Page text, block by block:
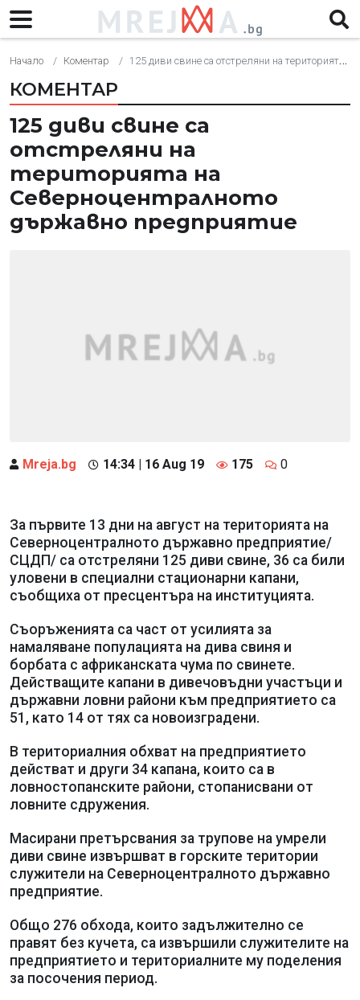
Начало Коментар 125 диви свине са отстреляни на територията на Северноцентралното държавно предприятие
КОМЕНТАР
125 диви свине са
отстреляни на
територията на
Северноцентралното
държавно предприятие
Mreja.bg 14:34 | 16 Aug 19 175 0
За първите 13 дни на август на територията на
Северноцентралното държавно предприятие/
СЦДП/ са отстреляни 125 диви свине, 36 са били
уловени в специални стационарни капани,
съобщиха от пресцентъра на институцията.
Съоръженията са част от усилията за
намаляване популацията на дива свиня и
борбата с африканската чума по свинете.
Действащите капани в дивечовъдни участъци и
държавни ловни райони към предприятието са
51, като 14 от тях са новоизградени.
В териториалния обхват на предприятието
действат и други 34 капана, които са в
ловностопанските райони, стопанисвани от
ловните сдружения.
Масирани претърсвания за трупове на умрели
диви свине извършват в горските територии
служители на Северноцентралното държавно
предприятие.
Общо 276 обхода, които задължително се
правят без кучета, са извършили служителите на
предприятието и териториалните му поделения
за посочения период.